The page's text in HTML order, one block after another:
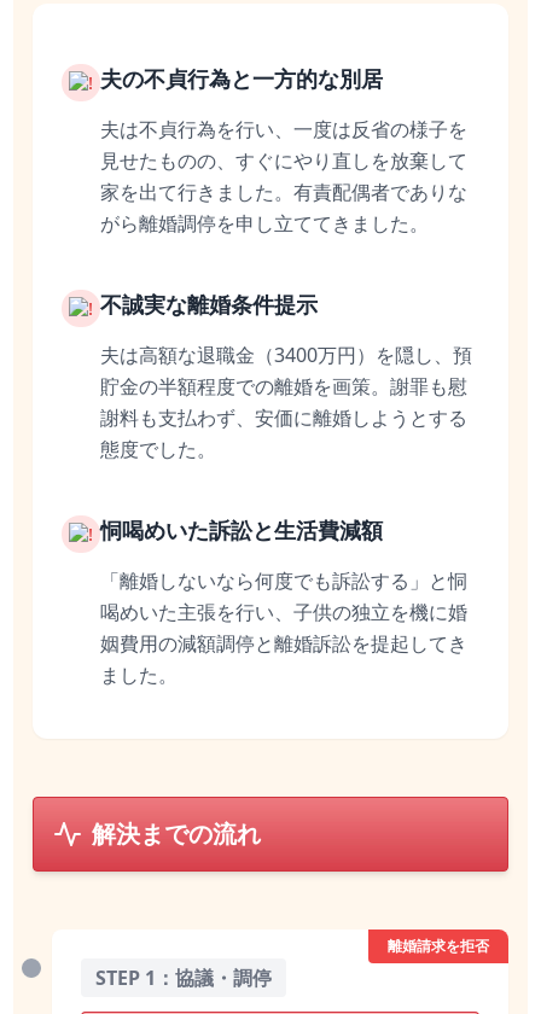
夫の不貞行為と一方的な別居
夫は不貞行為を行い、一度は反省の様子を
見せたものの、すぐにやり直しを放棄して
家を出て行きました。有責配偶者でありな
がら離婚調停を申し立ててきました。
不誠実な離婚条件提示
夫は高額な退職金（3400万円）を隠し、預
貯金の半額程度での離婚を画策。謝罪も慰
謝料も支払わず、安価に離婚しようとする
態度でした。
恫喝めいた訴訟と生活費減額
「離婚しないなら何度でも訴訟する」と恫
喝めいた主張を行い、子供の独立を機に婚
姻費用の減額調停と離婚訴訟を提起してき
ました。
解決までの流れ
離婚請求を拒否
STEP 1：協議・調停